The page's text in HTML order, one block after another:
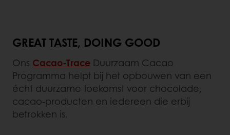
GREAT TASTE, DOING GOOD
Ons Cacao-Trace Duurzaam Cacao
Programma helpt bij het opbouwen van een
écht duurzame toekomst voor chocolade,
cacao-producten en iedereen die erbij
betrokken is.